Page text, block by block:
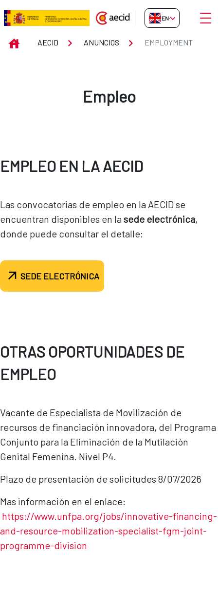
Skip to Main Content
Employment
EN-GB
INICIOAECID ANUNCIOS EMPLOYMENT
Empleo
EMPLEO EN LA AECID
Las convocatorias de empleo en la AECID se
encuentran disponibles en lasede electrónica,
donde puede consultar el detalle:
SEDE ELECTRÓNICA
OTRAS OPORTUNIDADES DE
EMPLEO
Vacante de Especialista de Movilización de
recursos de financiación innovadora, del Programa
Conjunto para la Eliminación de la Mutilación
Genital Femenina. Nivel P4.
Plazo de presentación de solicitudes 8/07/2026
Mas información en el enlace:
https://www.unfpa.org/jobs/innovative-financing-
and-resource-mobilization-specialist-fgm-joint-
programme-division